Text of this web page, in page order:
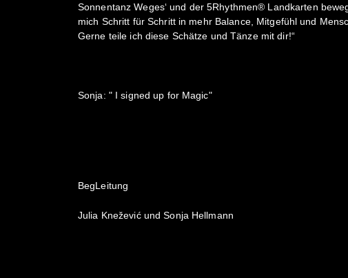
Sonnentanz Weges‘ und der 5Rhythmen® Landkarten
mich Schritt für Schritt in mehr Balance, Mitgefühl und
Gerne teile ich diese Schätze und Tänze mit dir!“
Sonja: " I signed up for Magic"
BegLeitung
Julia Knežević und Sonja Hellmann